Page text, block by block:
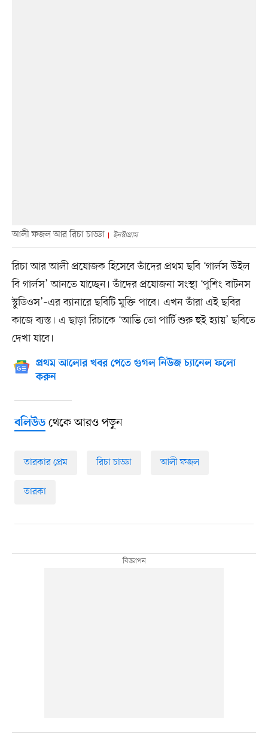
আলী ফজল আর রিচা চাড্ডা ইনস্টাগ্রাম
রিচা আর আলী প্রযোজক হিসেবে তাঁদের প্রথম ছবি ‘গার্লস উইল
বি গার্লস’ আনতে যাচ্ছেন। তাঁদের প্রযোজনা সংস্থা ‘পুশিং বাটনস
স্টুডিওস’–এর ব্যানারে ছবিটি মুক্তি পাবে। এখন তাঁরা এই ছবির
কাজে ব্যস্ত। এ ছাড়া রিচাকে ‘আভি তো পার্টি শুরু হুই হ্যায়’ ছবিতে
দেখা যাবে।
প্রথম আলোর খবর পেতে গুগল নিউজ চ্যানেল ফলো
করুন
বলিউডথেকে আরও পড়ুন
তারকার প্রেম রিচা চাড্ডা আলী ফজল
তারকা